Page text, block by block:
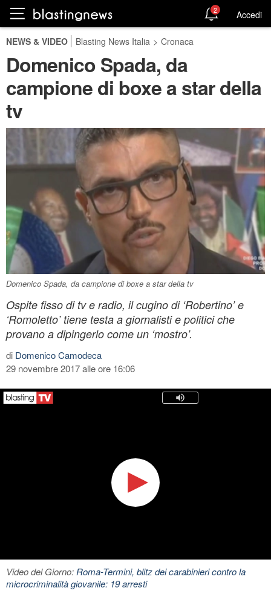
2 Accedi
NEWS & VIDEO Blasting News Italia > Cronaca
Domenico Spada, da
campione di boxe a star della
tv
Domenico Spada, da campione di boxe a star della tv
Ospite fisso di tv e radio, il cugino di ‘Robertino’ e
‘Romoletto’ tiene testa a giornalisti e politici che
provano a dipingerlo come un ‘mostro’.
di Domenico Camodeca
29 novembre 2017 alle ore 16:06
Video del Giorno:Roma-Termini, blitz dei carabinieri contro la
microcriminalità giovanile: 19 arresti